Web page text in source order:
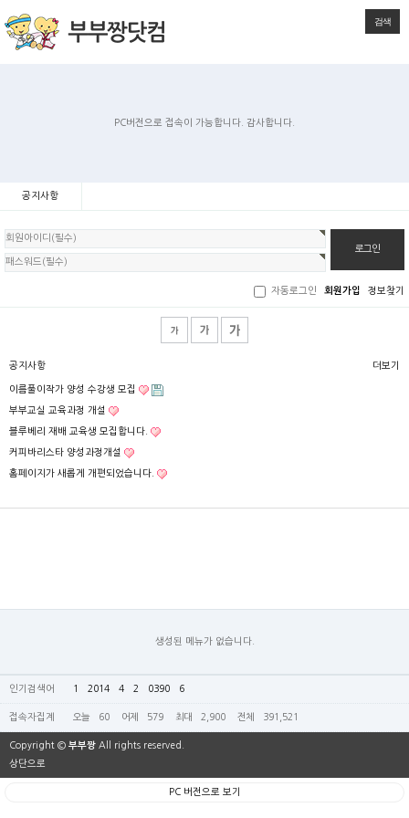
검색
PC버전으로 접속이 가능합니다. 감사합니다.
공지사항
회
원
로
그
자동로그인 회원가입 정보찾기
공지사항
이름풀이작가 양성 수강생 모집
부부교실 교육과정 개설
블루베리 재배 교육생 모집합니다.
커피바리스타 양성과정개설
홈페이지가 새롭게 개편되었습니다.
더보기
생성된 메뉴가 없습니다.
인기검색어 1 2014 4 2 0390 6
접속자집계 오늘 60 어제 579 최대 2,900 전체 391,521
Copyright © 부부짱 All rights reserved.
상단으로
PC 버전으로 보기